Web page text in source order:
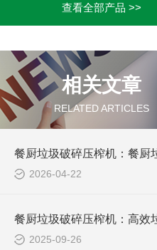
查看全部产品 >>
相关文章
RELATED ARTICLES
2026-04-22
2025-09-26